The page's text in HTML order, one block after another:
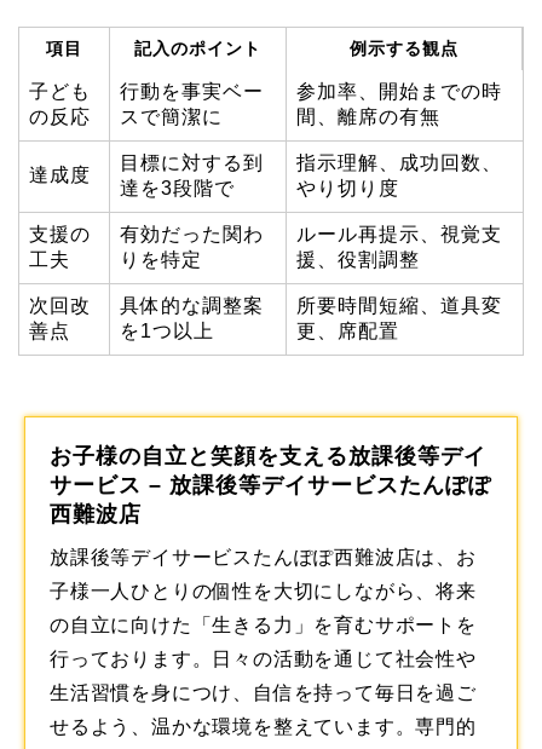
項目 記入のポイント 例示する観点
子ども
の反応
行動を事実ベー
スで簡潔に
参加率、開始までの時
間、離席の有無
達成度
目標に対する到
達を3段階で
指示理解、成功回数、
やり切り度
支援の
工夫
有効だった関わ
りを特定
ルール再提示、視覚支
援、役割調整
次回改
善点
具体的な調整案
を1つ以上
所要時間短縮、道具変
更、席配置
お子様の自立と笑顔を支える放課後等デイ
サービス – 放課後等デイサービスたんぽぽ
西難波店
放課後等デイサービスたんぽぽ西難波店は、お
子様一人ひとりの個性を大切にしながら、将来
の自立に向けた「生きる力」を育むサポートを
行っております。日々の活動を通じて社会性や
生活習慣を身につけ、自信を持って毎日を過ご
せるよう、温かな環境を整えています。専門的